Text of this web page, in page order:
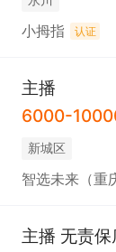
小拇指 认证
主播
6000-
新城区
智选未来（重